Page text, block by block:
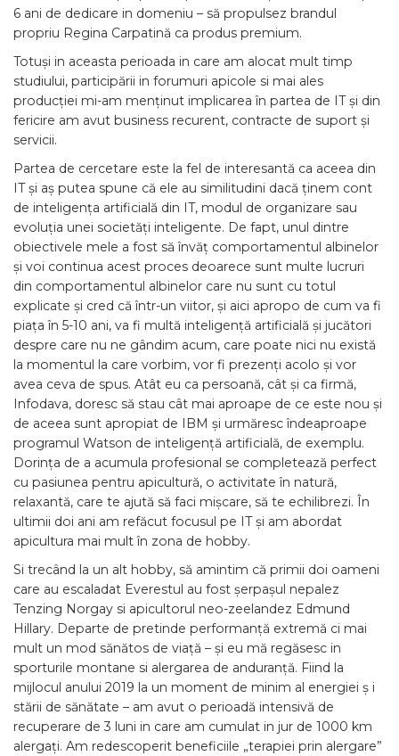
6 ani de dedicare in domeniu – să propulsez brandul
propriu Regina Carpatină ca produs premium.
Totuși in aceasta perioada in care am alocat mult timp
studiului, participării in forumuri apicole si mai ales
producției mi-am menținut implicarea în partea de IT și din
fericire am avut business recurent, contracte de suport și
servicii.
Partea de cercetare este la fel de interesantă ca aceea din
IT și aș putea spune că ele au similitudini dacă ținem cont
de inteligența artificială din IT, modul de organizare sau
evoluția unei societăți inteligente. De fapt, unul dintre
obiectivele mele a fost să învăț comportamentul albinelor
și voi continua acest proces deoarece sunt multe lucruri
din comportamentul albinelor care nu sunt cu totul
explicate și cred că într-un viitor, și aici apropo de cum va fi
piața în 5-10 ani, va fi multă inteligență artificială și jucători
despre care nu ne gândim acum, care poate nici nu există
la momentul la care vorbim, vor fi prezenți acolo și vor
avea ceva de spus. Atât eu ca persoană, cât și ca firmă,
Infodava, doresc să stau cât mai aproape de ce este nou și
de aceea sunt apropiat de IBM și urmăresc îndeaproape
programul Watson de inteligență artificială, de exemplu.
Dorința de a acumula profesional se completează perfect
cu pasiunea pentru apicultură, o activitate în natură,
relaxantă, care te ajută să faci mișcare, să te echilibrezi. În
ultimii doi ani am refăcut focusul pe IT și am abordat
apicultura mai mult în zona de hobby.
Si trecând la un alt hobby, să amintim că primii doi oameni
care au escaladat Everestul au fost șerpașul nepalez
Tenzing Norgay si apicultorul neo-zeelandez Edmund
Hillary. Departe de pretinde performanță extremă ci mai
mult un mod sănătos de viață – și eu mă regăsesc in
sporturile montane si alergarea de anduranță. Fiind la
mijlocul anului 2019 la un moment de minim al energiei ș i
stării de sănătate – am avut o perioadă intensivă de
recuperare de 3 luni in care am cumulat in jur de 1000 km
alergați. Am redescoperit beneficiile „terapiei prin alergare”